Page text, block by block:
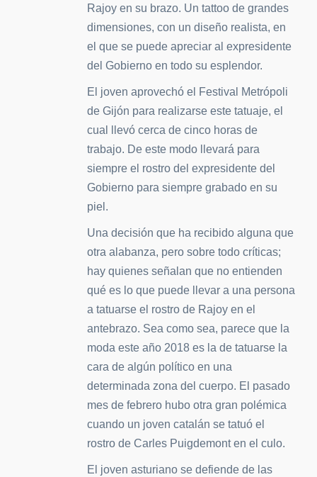
Rajoy en su brazo. Un tattoo de grandes
dimensiones, con un diseño realista, en
el que se puede apreciar al expresidente
del Gobierno en todo su esplendor.
El joven aprovechó el Festival Metrópoli
de Gijón para realizarse este tatuaje, el
cual llevó cerca de cinco horas de
trabajo. De este modo llevará para
siempre el rostro del expresidente del
Gobierno para siempre grabado en su
piel.
Una decisión que ha recibido alguna que
otra alabanza, pero sobre todo críticas;
hay quienes señalan que no entienden
qué es lo que puede llevar a una persona
a tatuarse el rostro de Rajoy en el
antebrazo. Sea como sea, parece que la
moda este año 2018 es la de tatuarse la
cara de algún político en una
determinada zona del cuerpo. El pasado
mes de febrero hubo otra gran polémica
cuando un joven catalán se tatuó el
rostro de Carles Puigdemont en el culo.
El joven asturiano se defiende de las